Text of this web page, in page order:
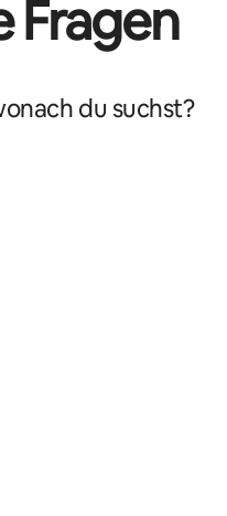
Fragen
du suchst?